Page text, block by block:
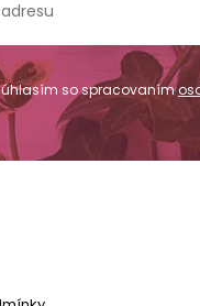
so spracovaním